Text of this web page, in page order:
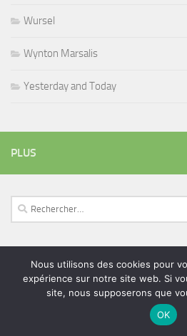
Wursel
Wynton Marsalis
Yesterday and Today
PLUS
Rechercher :
ÉTIQUETTES
adam bomb amar sundy batteur
coltrane
Nous utilisons des cookies pour
expérience sur notre site web. Si
site, nous supposerons que
OK